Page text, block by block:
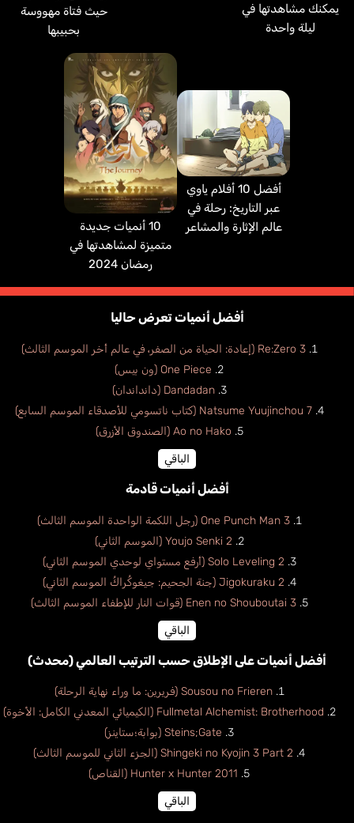
يمكنك مشاهدتها في
ليلة واحدة
حيث فتاة مهووسة
بحبيبها
أفضل 10 أفلام ياوي
عبر التاريخ: رحلة في
عالم الإثارة والمشاعر
10 أنميات جديدة
متميزة لمشاهدتها في
رمضان 2024
أفضل أنميات تعرض حاليا
Re:Zero 3 (إعادة: الحياة من الصفر، في عالم أخر الموسم الثالث)
One Piece (ون بيس)
Dandadan (دانداندان)
Natsume Yuujinchou 7 (كتاب ناتسومي للأصدقاء الموسم السابع)
Ao no Hako (الصندوق الأزرق)
الباقي
أفضل أنميات قادمة
One Punch Man 3 (رجل اللكمة الواحدة الموسم الثالث)
Youjo Senki 2 (الموسم الثاني)
Solo Leveling 2 (أرفع مستواي لوحدي الموسم الثاني)
Jigokuraku 2 (جنة الجحيم: جيغوكُراكُ الموسم الثاني)
Enen no Shouboutai 3 (قوات النار للإطفاء الموسم الثالث)
الباقي
أفضل أنميات على الإطلاق حسب الترتيب العالمي (محدث)
Sousou no Frieren (فريرين: ما وراء نهاية الرحلة)
Fullmetal Alchemist: Brotherhood (الكيميائي المعدني الكامل: الأخوة)
Steins;Gate (بوابة؛ستاينز)
Shingeki no Kyojin 3 Part 2 (الجزء الثاني للموسم الثالث)
Hunter x Hunter 2011 (القناص)
الباقي